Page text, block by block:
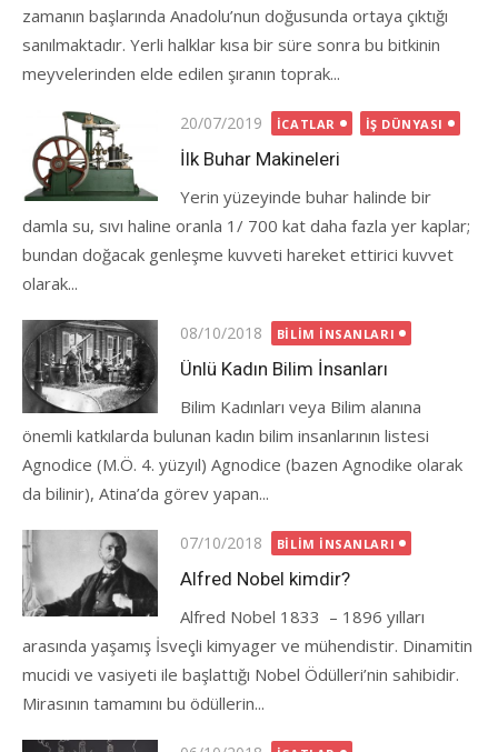
zamanın başlarında Anadolu’nun doğusunda ortaya çıktığı
sanılmaktadır. Yerli halklar kısa bir süre sonra bu bitkinin
meyvelerinden elde edilen şıranın toprak...
Posted
on
20/07/2019 İCATLAR İŞ DÜNYASI
İlk Buhar Makineleri
Yerin yüzeyinde buhar halinde bir
damla su, sıvı haline oranla 1/ 700 kat daha fazla yer kaplar;
bundan doğacak genleşme kuvveti hareket ettirici kuvvet
olarak...
Posted
on
08/10/2018 BILIM İNSANLARI
Ünlü Kadın Bilim İnsanları
Bilim Kadınları veya Bilim alanına
önemli katkılarda bulunan kadın bilim insanlarının listesi
Agnodice (M.Ö. 4. yüzyıl) Agnodice (bazen Agnodike olarak
da bilinir), Atina’da görev yapan...
Posted
on
07/10/2018 BILIM İNSANLARI
Alfred Nobel kimdir?
Alfred Nobel 1833 – 1896 yılları
arasında yaşamış İsveçli kimyager ve mühendistir. Dinamitin
mucidi ve vasiyeti ile başlattığı Nobel Ödülleri’nin sahibidir.
Mirasının tamamını bu ödüllerin...